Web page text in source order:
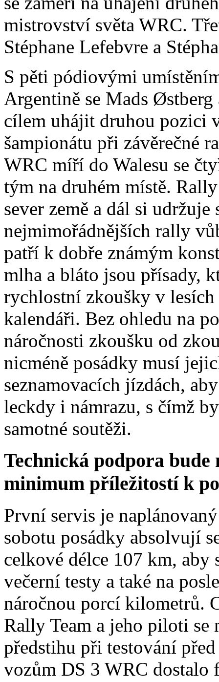
mistrovství světa WRC.
Stéphane Lefebvre a
S pěti pódiovými
Argentině se Mads
cílem uhájit druhou pozici
šampionátu při závěrečné
WRC míří do Walesu se
tým na druhém místě.
sever země a dál si
nejmimořádnějších rally
patří k dobře známým
mlha a bláto jsou přísady,
rychlostní zkoušky v
kalendáři. Bez ohledu na
náročnosti zkoušku od
nicméně posádky musí
seznamovacích jízdách,
leckdy i námrazu, s čímž
samotné soutěži.
Technická podpora bude
minimum příležitostí k
První servis je
sobotu posádky absolvují
celkové délce 107 km,
večerní testy a také na
náročnou porcí kilometrů.
Rally Team a jeho piloti
předstihu při testování
vozům DS 3 WRC dostalo